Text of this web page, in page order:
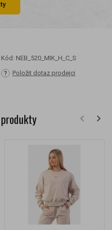
Kód: NEB_520_MIK_H_C_S
Položit dotaz prodejci